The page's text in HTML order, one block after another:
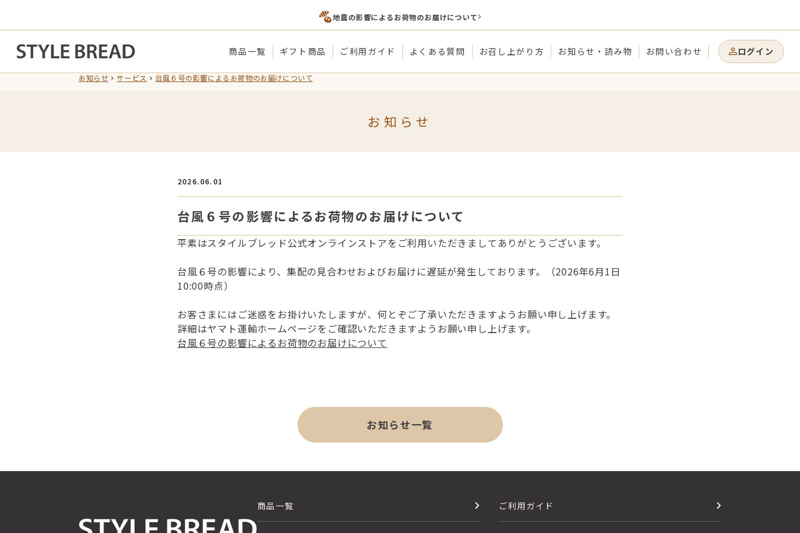
地震の影響によるお荷物のお届けについて
商品一覧 ギフト商品 ご利用ガイド よくある質問 お召し上がり方 お知らせ・読み物 お問い合わせ ログイン
お知らせ サービス 台風６号の影響によるお荷物のお届けについて
お知らせ
2026.06.01
台風６号の影響によるお荷物のお届けについて
平素はスタイルブレッド公式オンラインストアをご利用いただきましてありがとうございます。
台風６号の影響により、集配の見合わせおよびお届けに遅延が発生しております。（2026年6月1日
10:00時点）
お客さまにはご迷惑をお掛けいたしますが、何とぞご了承いただきますようお願い申し上げます。
詳細はヤマト運輸ホームページをご確認いただきますようお願い申し上げます。
台風６号の影響によるお荷物のお届けについて
お知らせ一覧
商品一覧 ご利用ガイド